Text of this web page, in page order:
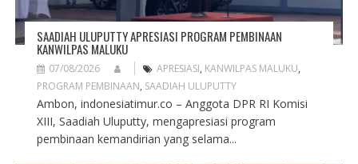
SAADIAH ULUPUTTY APRESIASI PROGRAM PEMBINAAN
KANWILPAS MALUKU
07/08/2026 APRESIASI, KANWILPAS MALUKU,
PROGRAM PEMBINAAN, SAADIAH ULUPUTTY
Ambon, indonesiatimur.co – Anggota DPR RI Komisi
XIII, Saadiah Uluputty, mengapresiasi program
pembinaan kemandirian yang selama...